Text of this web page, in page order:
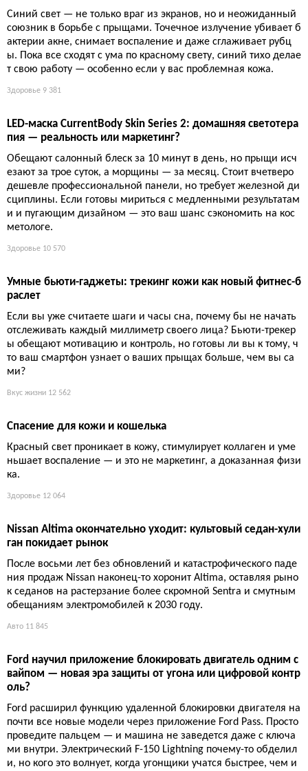
Синий свет — не только враг из экранов, но и неожиданный
союзник в борьбе с прыщами. Точечное излучение убивает б
актерии акне, снимает воспаление и даже сглаживает рубц
ы. Пока все сходят с ума по красному свету, синий тихо делае
т свою работу — особенно если у вас проблемная кожа.
Здоровье 9 381
LED-маска CurrentBody Skin Series 2: домашняя светотера
пия — реальность или маркетинг?
Обещают салонный блеск за 10 минут в день, но прыщи исч
езают за трое суток, а морщины — за месяц. Стоит вчетверо
дешевле профессиональной панели, но требует железной ди
сциплины. Если готовы мириться с медленными результатам
и и пугающим дизайном — это ваш шанс сэкономить на кос
метологе.
Здоровье 10 570
Умные бьюти-гаджеты: трекинг кожи как новый фитнес-б
раслет
Если вы уже считаете шаги и часы сна, почему бы не начать
отслеживать каждый миллиметр своего лица? Бьюти-трекер
ы обещают мотивацию и контроль, но готовы ли вы к тому, ч
то ваш смартфон узнает о ваших прыщах больше, чем вы са
ми?
Вкус жизни 12 562
Спасение для кожи и кошелька
Красный свет проникает в кожу, стимулирует коллаген и уме
ньшает воспаление — и это не маркетинг, а доказанная физи
ка.
Здоровье 12 064
Nissan Altima окончательно уходит: культовый седан-хули
ган покидает рынок
После восьми лет без обновлений и катастрофического паде
ния продаж Nissan наконец-то хоронит Altima, оставляя рыно
к седанов на растерзание более скромной Sentra и смутным
обещаниям электромобилей к 2030 году.
Авто 11 845
Ford научил приложение блокировать двигатель одним с
вайпом — новая эра защиты от угона или цифровой контр
оль?
Ford расширил функцию удаленной блокировки двигателя на
почти все новые модели через приложение Ford Pass. Просто
проведите пальцем — и машина не заведется даже с ключа
ми внутри. Электрический F-150 Lightning почему-то обделил
и, но кого это волнует, когда угонщики учатся быстрее, чем и